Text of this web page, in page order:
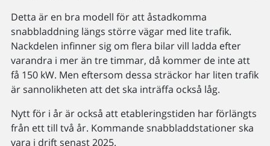
Detta är en bra modell för att åstadkomma
snabbladdning längs större vägar med lite trafik.
Nackdelen infinner sig om flera bilar vill ladda efter
varandra i mer än tre timmar, då kommer de inte att
få 150 kW. Men eftersom dessa sträckor har liten trafik
är sannolikheten att det ska inträffa också låg.
Nytt för i år är också att etableringstiden har förlängts
från ett till två år. Kommande snabbladdstationer ska
vara i drift senast 2025.